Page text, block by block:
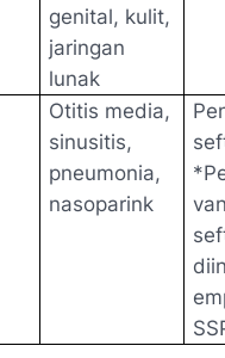
genital, kulit,
jaringan
lunak
Otitis media,
sinusitis,
pneumonia,
nasoparink